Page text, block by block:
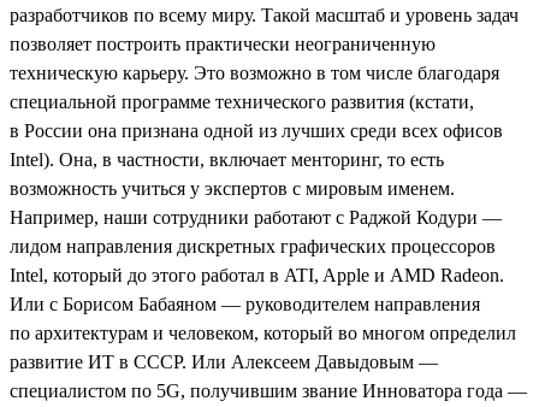
разработчиков по всему миру. Такой масштаб и уровень задач
позволяет построить практически неограниченную
техническую карьеру. Это возможно в том числе благодаря
специальной программе технического развития (кстати,
в России она признана одной из лучших среди всех офисов
Intel). Она, в частности, включает менторинг, то есть
возможность учиться у экспертов с мировым именем.
Например, наши сотрудники работают с Раджой Кодури —
лидом направления дискретных графических процессоров
Intel, который до этого работал в ATI, Apple и AMD Radeon.
Или с Борисом Бабаяном — руководителем направления
по архитектурам и человеком, который во многом определил
развитие ИТ в СССР. Или Алексеем Давыдовым —
специалистом по 5G, получившим звание Инноватора года —